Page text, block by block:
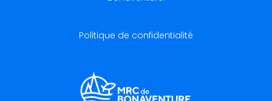
Politique de confidentialité